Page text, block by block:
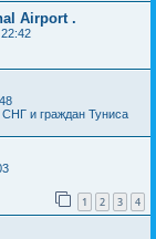
Airport .
и граждан Туниса
1 2 3 4